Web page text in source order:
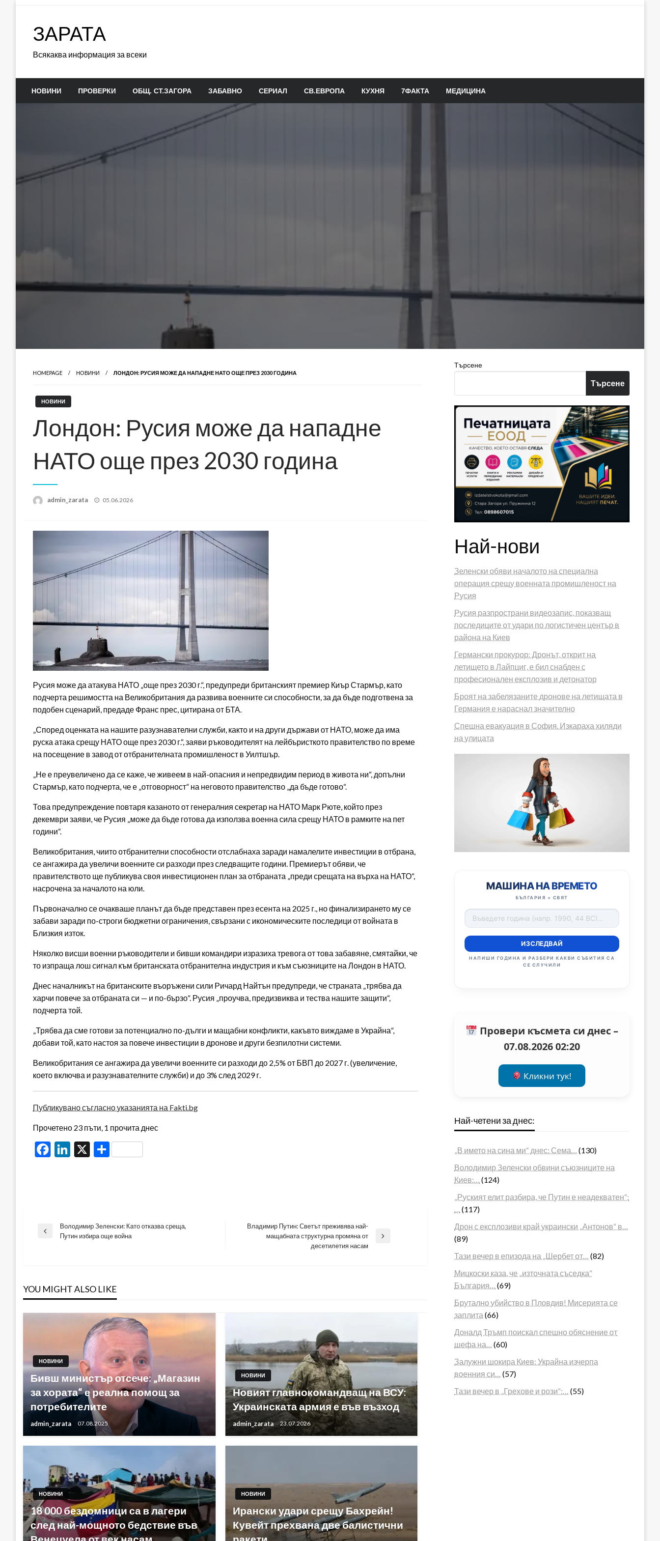
ЗАРАТА
Всякаква информация за всеки
НОВИНИ ПРОВЕРКИ ОБЩ. СТ.ЗАГОРА ЗАБАВНО СЕРИАЛ СВ.ЕВРОПА КУХНЯ 7ФАКТА МЕДИЦИНА
HOMEPAGE НОВИНИ ЛОНДОН: РУСИЯ МОЖЕ ДА НАПАДНЕ НАТО ОЩЕ ПРЕЗ 2030 ГОДИНА
НОВИНИ
Лондон: Русия може да нападне
НАТО още през 2030 година
admin_zarata
Posted
05.06.2026
Русия може да атакува НАТО „още през 2030 г.“, предупреди британският премиер Киър Стармър, като
подчерта решимостта на Великобритания да развива военните си способности, за да бъде подготвена за
подобен сценарий, предаде Франс прес, цитирана от БТА.
„Според оценката на нашите разузнавателни служби, както и на други държави от НАТО, може да има
руска атака срещу НАТО още през 2030 г.“, заяви ръководителят на лейбъристкото правителство по време
на посещение в завод от отбранителната промишленост в Уилтшър.
„Не е преувеличено да се каже, че живеем в най-опасния и непредвидим период в живота ни“, допълни
Стармър, като подчерта, че е „отговорност“ на неговото правителство „да бъде готово“.
Това предупреждение повтаря казаното от генералния секретар на НАТО Марк Рюте, който през
декември заяви, че Русия „може да бъде готова да използва военна сила срещу НАТО в рамките на пет
години“.
Великобритания, чиито отбранителни способности отслабнаха заради намалелите инвестиции в отбрана,
се ангажира да увеличи военните си разходи през следващите години. Премиерът обяви, че
правителството ще публикува своя инвестиционен план за отбраната „преди срещата на върха на НАТО“,
насрочена за началото на юли.
Първоначално се очакваше планът да бъде представен през есента на 2025 г., но финализирането му се
забави заради по-строги бюджетни ограничения, свързани с икономическите последици от войната в
Близкия изток.
Няколко висши военни ръководители и бивши командири изразиха тревога от това забавяне, смятайки, че
то изпраща лош сигнал към британската отбранителна индустрия и към съюзниците на Лондон в НАТО.
Днес началникът на британските въоръжени сили Ричард Найтън предупреди, че страната „трябва да
харчи повече за отбраната си — и по-бързо“. Русия „проучва, предизвиква и тества нашите защити“,
подчерта той.
„Трябва да сме готови за потенциално по-дълги и мащабни конфликти, какъвто виждаме в Украйна“,
добави той, като настоя за повече инвестиции в дронове и други безпилотни системи.
Великобритания се ангажира да увеличи военните си разходи до 2,5% от БВП до 2027 г. (увеличение,
което включва и разузнавателните служби) и до 3% след 2029 г.
Публикувано съгласно указанията на Fakti.bg
Прочетено 23 пъти, 1 прочита днес
Facebook
LinkedIn
X Share
Навигация
Previous
Володимир Зеленски: Като отказва среща,
Путин избира още война
Владимир Путин: Светът преживява най-
мащабната структурна промяна от
десетилетия насам
YOU MIGHT ALSO LIKE
НОВИНИ
Бивш министър отсече: „Магазин
за хората“ е реална помощ за
потребителите
admin_zarata 07.08.2025
НОВИНИ
Новият главнокомандващ на ВСУ:
Украинската армия е във възход
admin_zarata 23.07.2026
НОВИНИ
18 000 бездомници са в лагери
след най-мощното бедствие във
НОВИНИ
Ирански удари срещу Бахрейн!
Кувейт прехвана две балистични
Търсене
Търсене
Най-нови
Зеленски обяви началото на специална
операция срещу военната промишленост на
Русия
Русия разпространи видеозапис, показващ
последиците от удари по логистичен център в
района на Киев
Германски прокурор: Дронът, открит на
летището в Лайпциг, е бил снабден с
професионален експлозив и детонатор
Броят на забелязаните дронове на летищата в
Германия е нараснал значително
Спешна евакуация в София. Изкараха хиляди
на улицата
МАШИНА НА ВРЕМЕТО
БЪЛГАРИЯ + СВЯТ
ИЗСЛЕДВАЙ
НАПИШИ ГОДИНА И РАЗБЕРИ КАКВИ СЪБИТИЯ СА
СЕ СЛУЧИЛИ
Провери късмета си днес –
07.08.2026 02:20
Кликни тук!
Най-четени за днес:
„В името на сина ми“ днес: Сема…
(130)
Володимир Зеленски обвини съюзниците на
Киев:…
(124)
„Руският елит разбира, че Путин е неадекватен“:
(117)
Дрон с експлозиви край украински „Антонов“ в…
(89)
Тази вечер в епизода на „Шербет от…
(82)
Мицкоски каза, че „източната съседка“
България…
(69)
Брутално убийство в Пловдив! Мисерията се
заплита (66)
Доналд Тръмп поискал спешно обяснение от
шефа на…
(60)
Залужни шокира Киев: Украйна изчерпа
военния си…
(57)
Тази вечер в „Грехове и рози“:…
(55)